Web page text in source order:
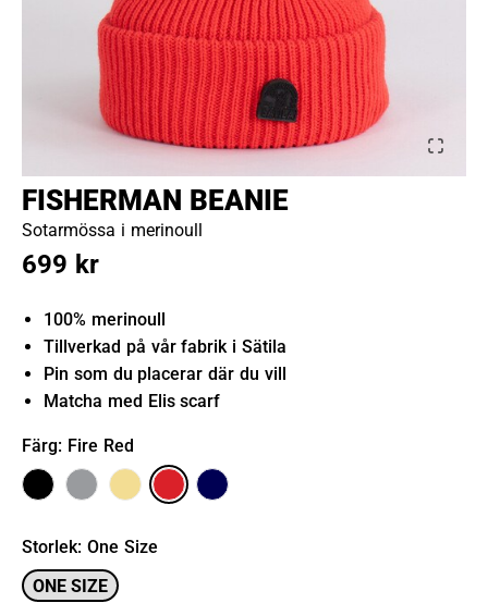
FISHERMAN BEANIE
Sotarmössa i merinoull
699 kr
100% merinoull
Tillverkad på vår fabrik i Sätila
Pin som du placerar där du vill
Matcha med Elis scarf
Färg: Fire Red
Storlek: One Size
ONE SIZE